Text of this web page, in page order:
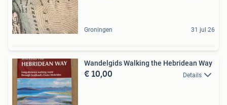
Groningen 31 jul 26
Wandelgids Walking the Hebridean Way
€ 10,00 Details